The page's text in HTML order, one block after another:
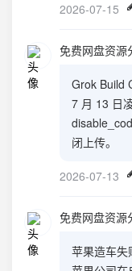
2026-07-15
免费网盘资源
Grok Build
7 月 13 日
闭上传。
2026-07-13
免费网盘资源
苹果造车失